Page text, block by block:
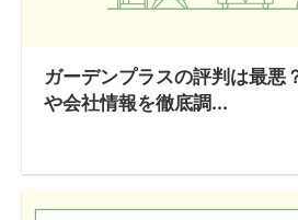
ガーデンプラスの評判は最悪
や会社情報を徹底調...